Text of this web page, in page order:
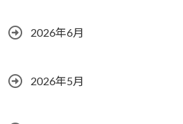
2026年6月
2026年5月